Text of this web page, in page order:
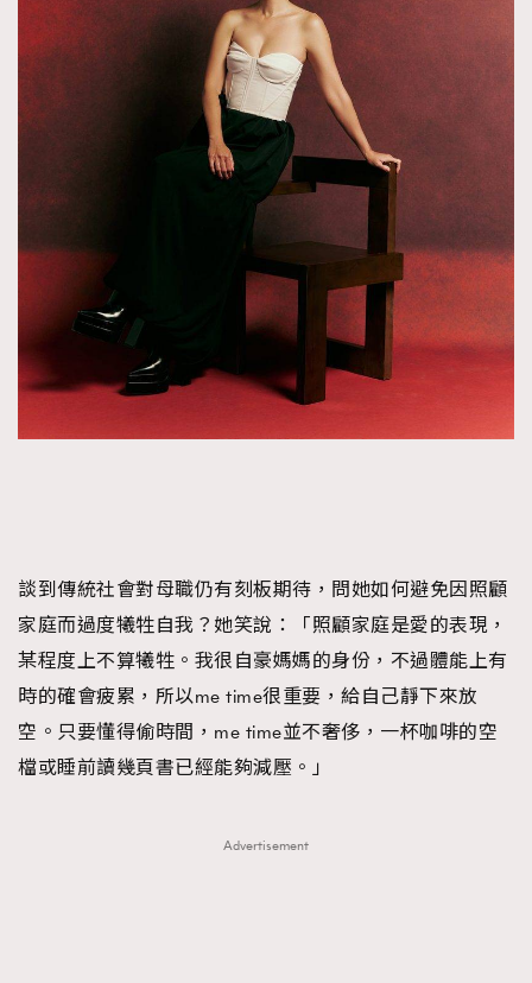
談到傳統社會對母職仍有刻板期待，問她如何避免因照顧
家庭而過度犧牲自我？她笑說：「照顧家庭是愛的表現，
某程度上不算犧牲。我很自豪媽媽的身份，不過體能上有
時的確會疲累，所以me time很重要，給自己靜下來放
空。只要懂得偷時間，me time並不奢侈，一杯咖啡的空
檔或睡前讀幾頁書已經能夠減壓。」
Advertisement